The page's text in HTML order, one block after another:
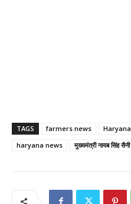
TAGS farmers news Haryana
haryana news
मुख्यमंत्री नायब सिंह सैनी